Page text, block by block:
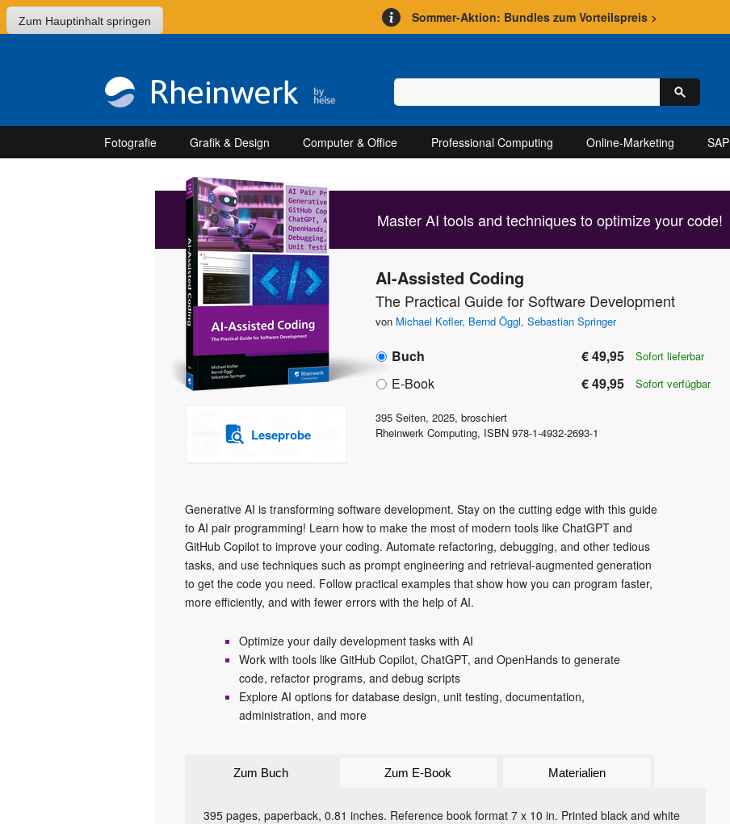
Zum Hauptinhalt springen Sommer-Aktion: Bundles zum Vorteilspreis >
Fotografie Grafik & Design Computer & Office Professional Computing Online-Marketing SAP
Master AI tools and techniques to optimize your code!
Leseprobe
AI-Assisted Coding
The Practical Guide for Software Development
von Michael Kofler, Bernd Öggl, Sebastian Springer
Buch € 49,95 Sofort lieferbar
E-Book € 49,95 Sofort verfügbar
395 Seiten, 2025, broschiert
Rheinwerk Computing, ISBN 978-1-4932-2693-1
Generative AI is transforming software development. Stay on the cutting edge with this guide
to AI pair programming! Learn how to make the most of modern tools like ChatGPT and
GitHub Copilot to improve your coding. Automate refactoring, debugging, and other tedious
tasks, and use techniques such as prompt engineering and retrieval-augmented generation
to get the code you need. Follow practical examples that show how you can program faster,
more efficiently, and with fewer errors with the help of AI.
Optimize your daily development tasks with AI
Work with tools like GitHub Copilot, ChatGPT, and OpenHands to generate
code, refactor programs, and debug scripts
Explore AI options for database design, unit testing, documentation,
administration, and more
Zum Buch Zum E-Book Materialien
395 pages, paperback, 0.81 inches. Reference book format 7 x 10 in. Printed black and white